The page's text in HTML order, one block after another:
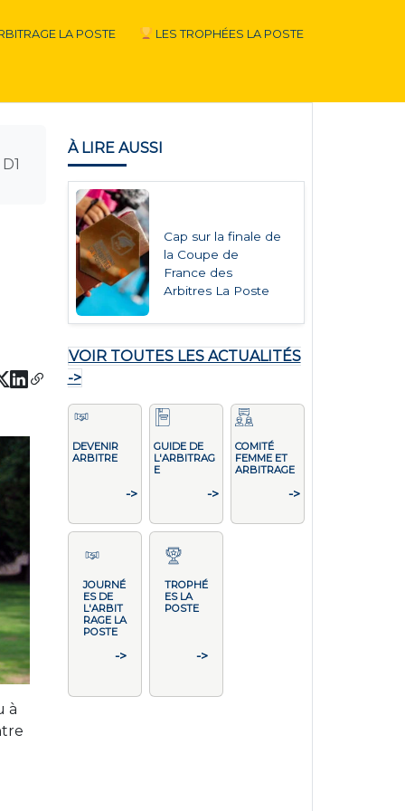
LA POSTE LES TROPHÉES LA POSTE
à
À LIRE AUSSI
Cap sur la finale de
la Coupe de
France des
Arbitres La Poste
VOIR TOUTES LES ACTUALITÉS
->
DEVENIR
ARBITRE
->
GUIDE DE
L'ARBITRAG
E
->
COMITÉ
FEMME ET
ARBITRAGE
->
JOURNÉ
ES DE
L'ARBIT
RAGE LA
POSTE
->
TROPHÉ
ES LA
POSTE
->